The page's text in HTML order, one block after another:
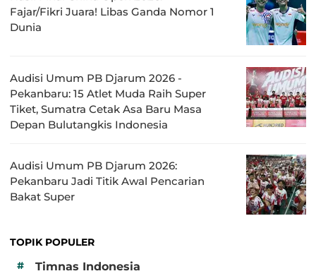
Fajar/Fikri Juara! Libas Ganda Nomor 1
Dunia
Audisi Umum PB Djarum 2026 -
Pekanbaru: 15 Atlet Muda Raih Super
Tiket, Sumatra Cetak Asa Baru Masa
Depan Bulutangkis Indonesia
Audisi Umum PB Djarum 2026:
Pekanbaru Jadi Titik Awal Pencarian
Bakat Super
TOPIK POPULER
#
Timnas Indonesia